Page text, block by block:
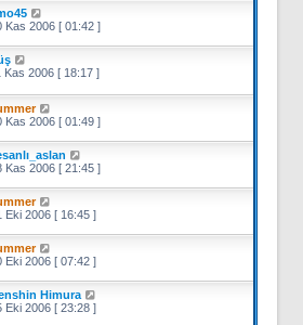
Kas 2006 [ 01:42 ]
Kas 2006 [ 18:17 ]
Kas 2006 [ 01:49 ]
Kas 2006 [ 21:45 ]
Eki 2006 [ 16:45 ]
Eki 2006 [ 07:42 ]
Himura
Eki 2006 [ 23:28 ]